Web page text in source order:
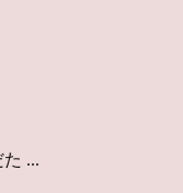
...